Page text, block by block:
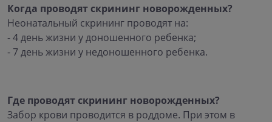
Когда проводят скрининг новорожденных?
Неонатальный скрининг проводят на:
- 4 день жизни у доношенного ребенка;
- 7 день жизни у недоношенного ребенка.
Где проводят скрининг новорожденных?
Забор крови проводится в роддоме. При этом в